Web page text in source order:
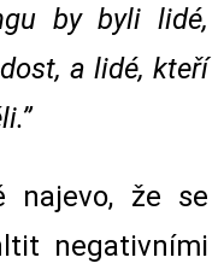
by byli lidé,
a lidé, kteří
najevo, že se
negativními